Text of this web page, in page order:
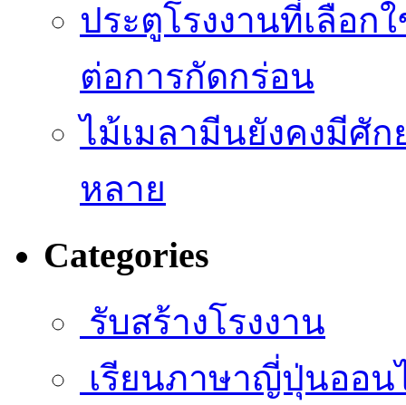
ประตูโรงงานที่เลือ
ต่อการกัดกร่อน
ไม้เมลามีนยังคงมีศั
หลาย
Categories
รับสร้างโรงงาน
เรียนภาษาญี่ปุ่นออน